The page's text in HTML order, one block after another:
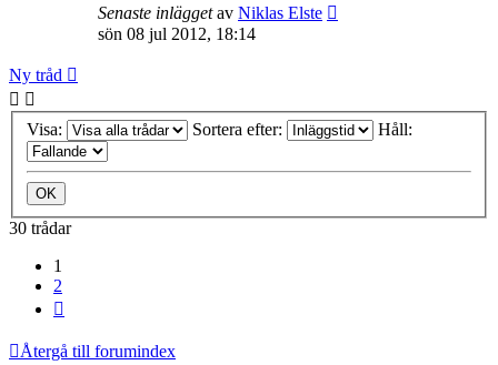
Senaste inläggetav Niklas Elste
sön 08 jul 2012, 18:14
Ny tråd
Visa: Sortera efter: Håll:
30 trådar
1
2
Återgå till forumindex